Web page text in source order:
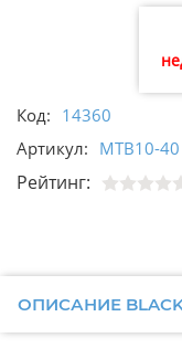
Код: 14360
Артикул: MTB10-40
Рейтинг:
ОПИСАНИЕ